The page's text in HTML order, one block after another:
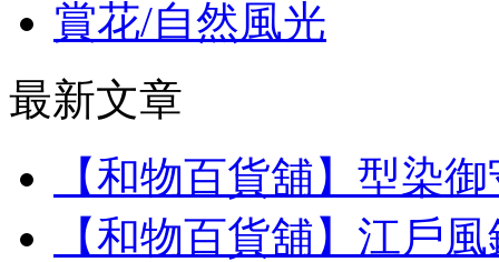
賞花/自然風光
最新文章
【和物百貨舖】型染
【和物百貨舖】江戶